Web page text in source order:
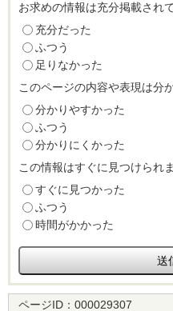
お求めの情報は充分掲載され
充分だった
ふつう
足りなかった
このページの内容や表現は分
分かりやすかった
ふつう
分かりにくかった
この情報はすぐに見つけられ
すぐに見つかった
ふつう
時間がかかった
ページID： 000029307